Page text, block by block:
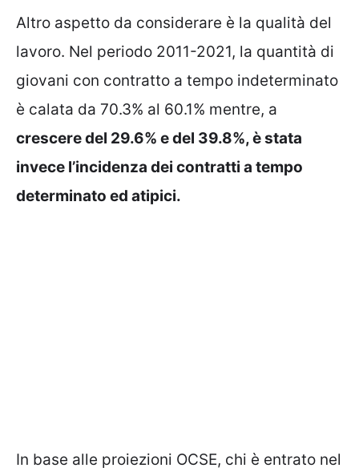
Altro aspetto da considerare è la qualità del
lavoro. Nel periodo 2011-2021, la quantità di
giovani con contratto a tempo indeterminato
è calata da 70.3% al 60.1% mentre, a
crescere del 29.6% e del 39.8%, è stata
invece l’incidenza dei contratti a tempo
determinato ed atipici.
In base alle proiezioni OCSE, chi è entrato nel